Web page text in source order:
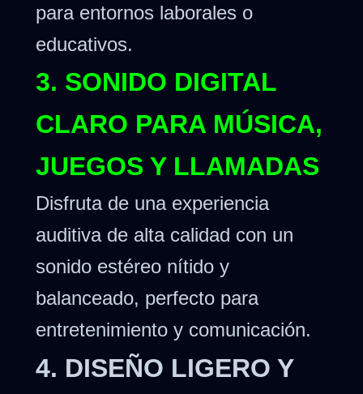
para entornos laborales o
educativos.
3. SONIDO DIGITAL
CLARO PARA MÚSICA,
JUEGOS Y LLAMADAS
Disfruta de una experiencia
auditiva de alta calidad con un
sonido estéreo nítido y
balanceado, perfecto para
entretenimiento y comunicación.
4. DISEÑO LIGERO Y